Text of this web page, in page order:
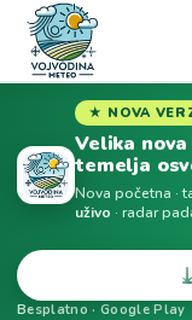
★ NOVA
Velika
temelja
Nova početna ·
uživo · radar
⤓
Besplatno · Google Play